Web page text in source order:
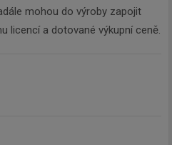
mohou do výroby zapojit
licencí a dotované výkupní ceně.